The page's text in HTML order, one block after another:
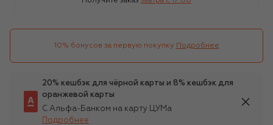
10% бонусов за первую покупку Подробнее
20% кешбэк для чёрной карты и 8% кешбэк для
оранжевой карты
С Альфа-Банком на карту ЦУМа
Подробнее